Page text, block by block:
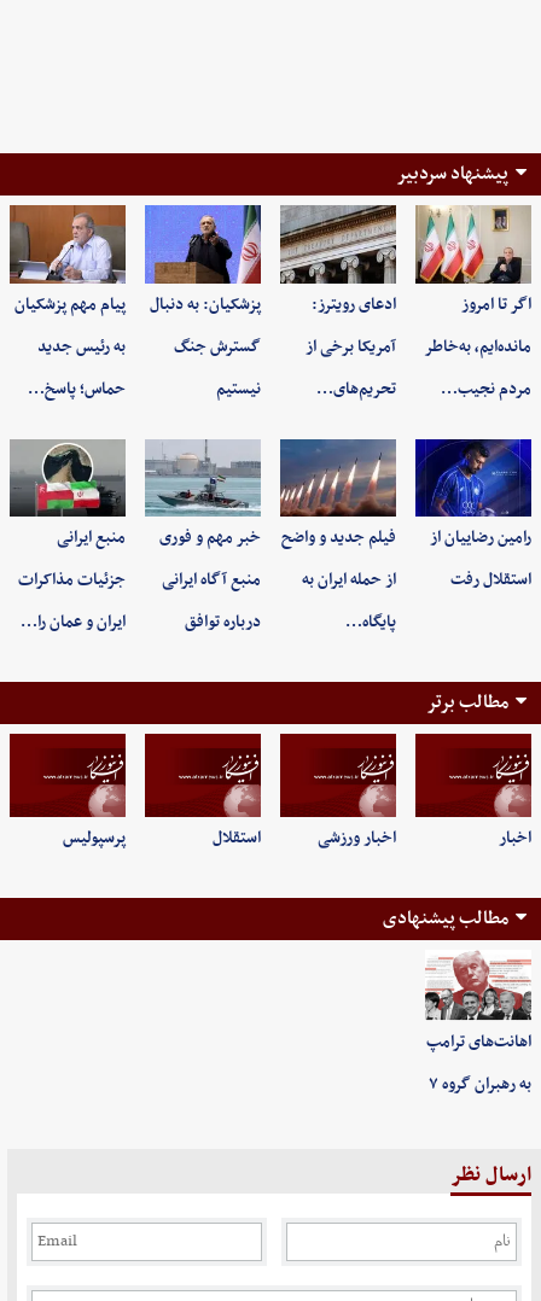
پیشنهاد سردبیر
اگر تا امروز
مانده‌ایم، به‌خاطر
مردم نجیب…
ادعای رویترز:
آمریکا برخی از
تحریم‌های…
پزشکیان: به‌ دنبال
گسترش جنگ
نیستیم
پیام مهم پزشکیان
به رئیس جدید
حماس؛ پاسخ…
رامین رضاییان از
استقلال رفت
فیلم جدید و واضح
از حمله ایران به
پایگاه…
خبر مهم و فوری
منبع آگاه ایرانی
درباره توافق
منبع ایرانی
جزئیات مذاکرات
ایران و عمان را…
مطالب برتر
اخبار اخبار ورزشی استقلال پرسپولیس
مطالب پیشنهادی
اهانت‌های ترامپ
به رهبران گروه ۷
ارسال نظر